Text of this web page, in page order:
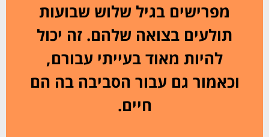
מפרישים בגיל שלוש שבועות
תולעים בצואה שלהם. זה יכול
להיות מאוד בעייתי עבורם,
וכאמור גם עבור הסביבה בה הם
חיים.